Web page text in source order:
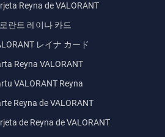
Reyna de VALORANT
란트 레이나 카드
レイナ カード
Reyna VALORANT
VALORANT Reyna
Reyna de VALORANT
de Reyna de VALORANT